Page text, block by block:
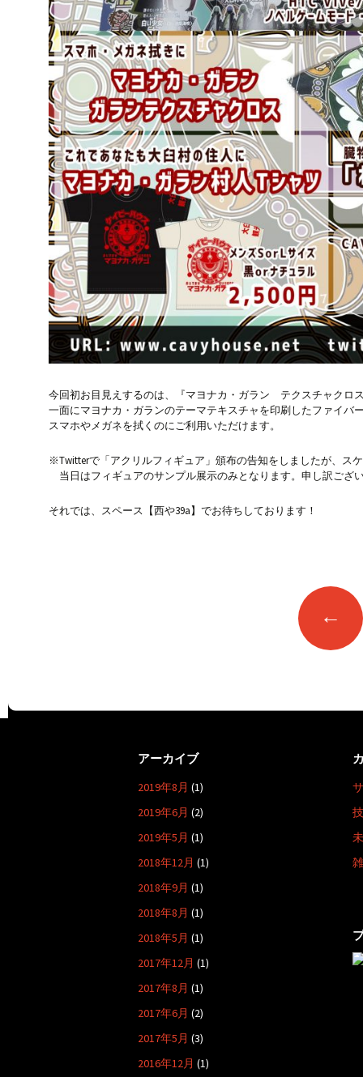
今回初お目見えするのは、『マヨナカ・ガラン テクスチャクロ
一面にマヨナカ・ガランのテーマテキスチャを印刷したファイバ
スマホやメガネを拭くのにご利用いただけます。
※Twitterで「アクリルフィギュア」頒布の告知をしましたが、ス
当日はフィギュアのサンプル展示のみとなります。申し訳ござ
それでは、スペース【西や39a】でお待ちしております！
ー
←
アーカイブ
2019年8月 (1)
2019年6月 (2)
2019年5月 (1)
2018年12月 (1)
2018年9月 (1)
2018年8月 (1)
2018年5月 (1)
2017年12月 (1)
2017年8月 (1)
2017年6月 (2)
2017年5月 (3)
2016年12月 (1)